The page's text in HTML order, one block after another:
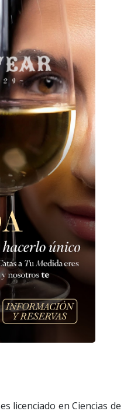
licenciado en Ciencias